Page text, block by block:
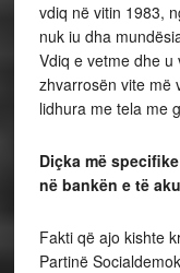
vdiq në vitin 1983,
nuk iu dha
Vdiq e vetme dhe
zhvarrosën vite më
lidhura me tela me
Diçka më
në bankën e të
Fakti që ajo kishte
Partinë